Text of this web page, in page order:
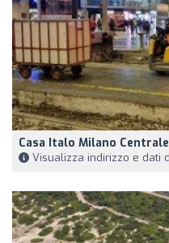
Casa Italo Milano Centrale
Visualizza indirizzo e dati